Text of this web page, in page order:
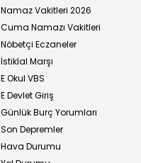
Namaz Vakitleri 2026
Cuma Namazı Vakitleri
Nöbetçi Eczaneler
İstiklal Marşı
E Okul VBS
E Devlet Giriş
Günlük Burç Yorumları
Son Depremler
Hava Durumu